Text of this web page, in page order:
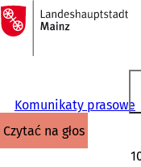
Przejdź do treści
Do
strony
głównej
Komunikaty prasowe
czytać na głos